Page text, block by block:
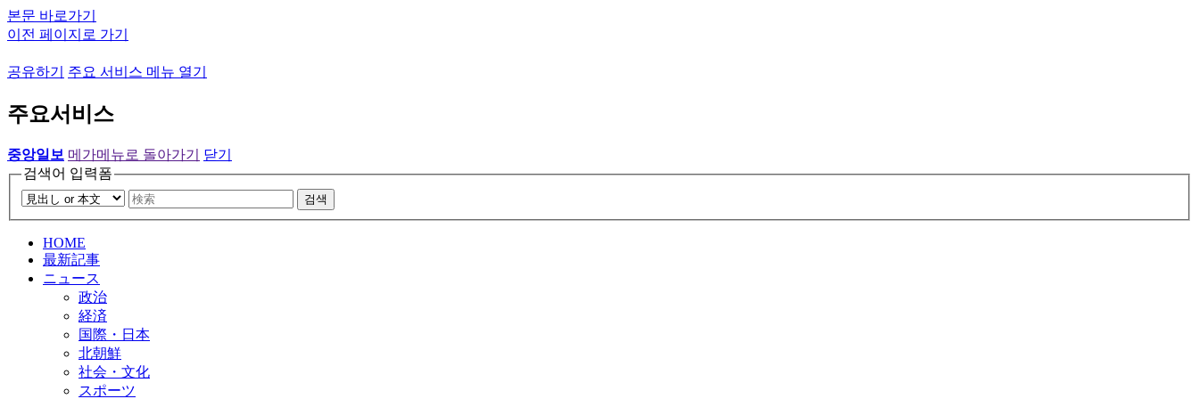
본문 바로가기
이전 페이지로 가기
공유하기 주요 서비스 메뉴 열기
주요서비스
중앙일보 메가메뉴로 돌아가기
닫기
검색어 입력폼
검색
HOME
最新記事
ニュース
政治
経済
国際・日本
北朝鮮
社会・文化
スポーツ